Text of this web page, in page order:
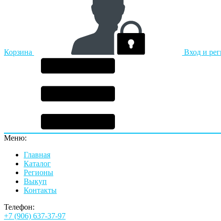
Корзина Вход и
Меню:
Главная
Каталог
Регионы
Выкуп
Контакты
Телефон:
+7 (906) 637-37-97